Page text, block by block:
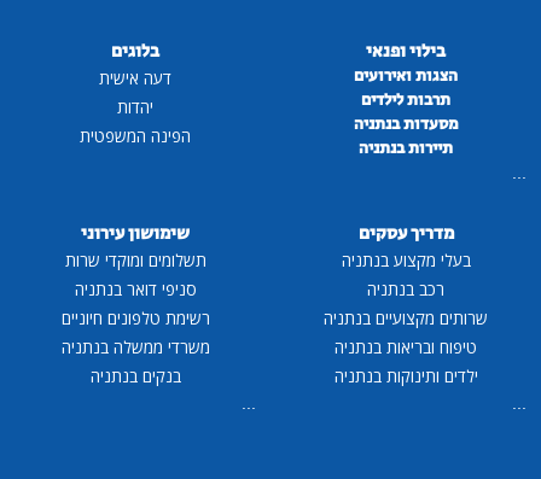
בילוי ופנאי
הצגות ואירועים
תרבות לילדים
מסעדות בנתניה
תיירות בנתניה
בלוגים
דעה אישית
יהדות
הפינה המשפטית
מדריך עסקים
בעלי מקצוע בנתניה
רכב בנתניה
שרותים מקצועיים בנתניה
טיפוח ובריאות בנתניה
ילדים ותינוקות בנתניה
שימושון עירוני
תשלומים ומוקדי שרות
סניפי דואר בנתניה
רשימת טלפונים חיוניים
משרדי ממשלה בנתניה
בנקים בנתניה